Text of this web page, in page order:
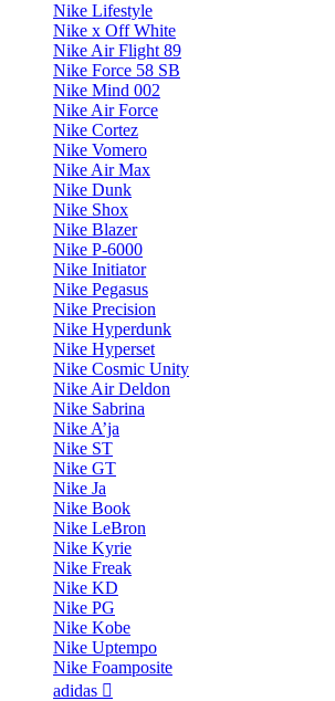
Nike Lifestyle
Nike x Off White
Nike Air Flight 89
Nike Force 58 SB
Nike Mind 002
Nike Air Force
Nike Cortez
Nike Vomero
Nike Air Max
Nike Dunk
Nike Shox
Nike Blazer
Nike P-6000
Nike Initiator
Nike Pegasus
Nike Precision
Nike Hyperdunk
Nike Hyperset
Nike Cosmic Unity
Nike Air Deldon
Nike Sabrina
Nike A’ja
Nike ST
Nike GT
Nike Ja
Nike Book
Nike LeBron
Nike Kyrie
Nike Freak
Nike KD
Nike PG
Nike Kobe
Nike Uptempo
Nike Foamposite
adidas